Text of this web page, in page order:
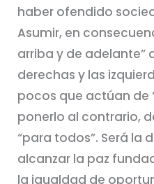
haber ofendido
Asumir, en
arriba y de adelante”
derechas y las
pocos que actúan de
ponerlo al contrario,
“para todos”. Será la
alcanzar la paz
la igualdad de